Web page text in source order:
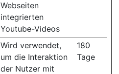
Webseiten
integrierten
Youtube-Videos
Wird verwendet,
um die Interaktion
der Nutzer mit
180
Tage